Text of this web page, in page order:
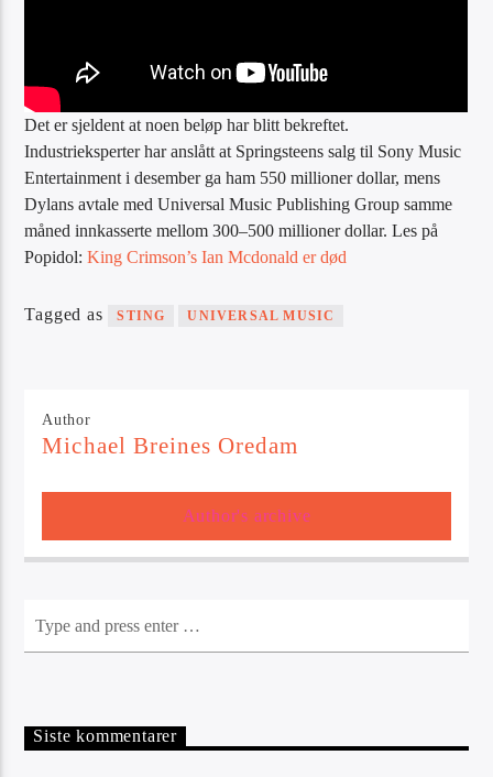
Det er sjeldent at noen beløp har blitt bekreftet.
Industrieksperter har anslått at Springsteens salg til Sony Music
Entertainment i desember ga ham 550 millioner dollar, mens
Dylans avtale med Universal Music Publishing Group samme
måned innkasserte mellom 300–500 millioner dollar. Les på
Popidol:King Crimson’s Ian Mcdonald er død
Tagged as STING UNIVERSAL MUSIC
Author
Michael Breines Oredam
Author's archive
Siste kommentarer